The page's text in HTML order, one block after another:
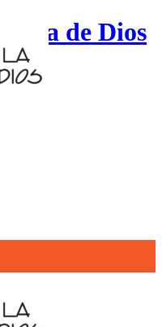
de Dios